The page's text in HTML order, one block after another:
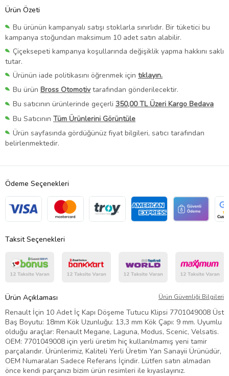
Ürün Özeti
Bu ürünün kampanyalı satışı stoklarla sınırlıdır. Bir tüketici bu
kampanya stoğundan maksimum 10 adet satın alabilir.
Çiçeksepeti kampanya koşullarında değişiklik yapma hakkını saklı
tutar.
Ürünün iade politikasını öğrenmek için tıklayın.
Bu ürün Bross Otomotivtarafından gönderilecektir.
Bu satıcının ürünlerinde geçerli 350,00 TL Üzeri Kargo Bedava
Bu Satıcının Tüm Ürünlerini Görüntüle
Ürün sayfasında gördüğünüz fiyat bilgileri, satıcı tarafından
belirlenmektedir.
Ödeme Seçenekleri
Taksit Seçenekleri
Ürün Açıklaması Ürün Güvenliği Bilgileri
Renault İçin 10 Adet İç Kapı Döşeme Tutucu Klipsi 7701049008 Üst
Baş Boyutu: 18mm Kök Uzunluğu: 13,3 mm Kök Çapı: 9 mm. Uyumlu
olduğu araçlar: Renault Megane, Laguna, Modus, Scenic, Velsatis.
OEM: 7701049008 için yerli üretim hiç kullanılmamış yeni tamir
parçalarıdır. Ürünlerimiz, Kaliteli Yerli Üretim Yan Sanayii Ürünüdür,
OEM Numaraları Sadece Referans İçindir. Lütfen satın almadan
önce kendi parçanızı bizim ürün resimleri ile kıyaslayınız.